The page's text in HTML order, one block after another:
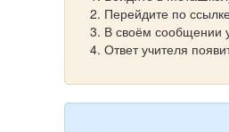
Перейдите по
В своём сообщении
Ответ учителя